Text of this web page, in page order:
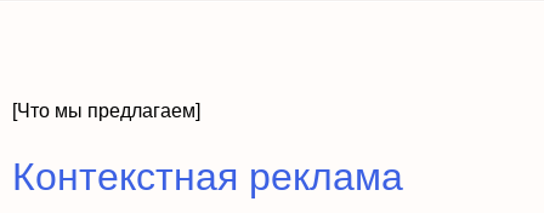
[Что мы предлагаем]
Контекстная реклама